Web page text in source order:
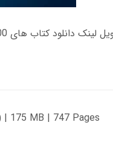
175 MB | 747 Pages